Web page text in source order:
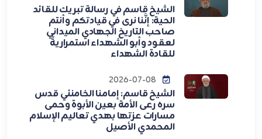
الشيخ قاسم في رسالة تبريك للقائد
الحية: إنَّنا نرى في قيادتكم وأنتم
صاحب التاريخ الجهادي الميداني
لعقود وأبو الشهداء استمراريةً
للقادة الشهداء
الشيخ قاسم: إمامنا الخامنئي قدس
سره رعى الأمة بعين الأبوة وحمى
مسارات عزتها بهدي تعاليم الإسلام
المحمدي الأصيل